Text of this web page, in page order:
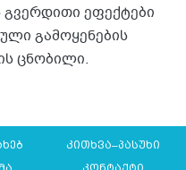
გვერდითი ეფექტები
გამოყენების
ცნობილი.
კითხვა–პასუხი